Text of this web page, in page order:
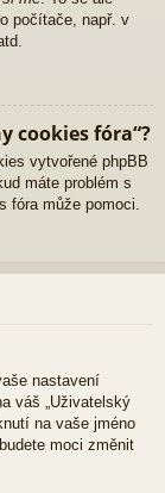
počítače, např. v
cookies fóra“?
vytvořené phpBB
máte problém s
fóra může pomoci.
nastavení
váš „Uživatelský
na vaše jméno
moci změnit